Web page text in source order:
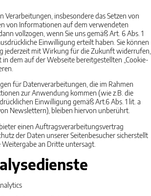
Verarbeitungen, insbesondere das Setzen von
von Informationen auf dem verwendeten
vollzogen, wenn Sie uns gemäß Art. 6 Abs. 1
Einwilligung erteilt haben. Sie können
jederzeit mit Wirkung für die Zukunft widerrufen,
in dem auf der Webseite bereitgestellten „Cookie-
für Datenverarbeitungen, die im Rahmen
zur Anwendung kommen (wie z.B. die
Einwilligung gemäß Art.6 Abs. 1 lit. a
Newslettern), bleiben hiervon unberührt.
einen Auftragsverarbeitungsvertrag
der Daten unserer Seitenbesucher sicherstellt
an Dritte untersagt.